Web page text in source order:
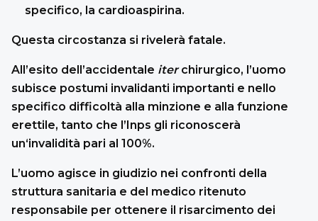
specifico, la cardioaspirina.
Questa circostanza si rivelerà fatale.
All’esito dell’accidentale iterchirurgico, l’uomo
subisce postumi invalidanti importanti e nello
specifico difficoltà alla minzione e alla funzione
erettile, tanto che l’Inps gli riconoscerà
un‘invalidità pari al 100%.
L’uomo agisce in giudizio nei confronti della
struttura sanitaria e del medico ritenuto
responsabile per ottenere il risarcimento dei